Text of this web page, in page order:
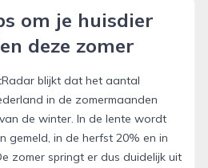
om je huisdier
deze zomer
blijkt dat het aantal
in de zomermaanden
de winter. In de lente wordt
gemeld, in de herfst 20% en in
zomer springt er dus duidelijk uit